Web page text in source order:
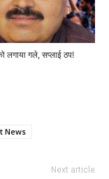
लगाया गले, सप्लाई ठप!
News
Next article